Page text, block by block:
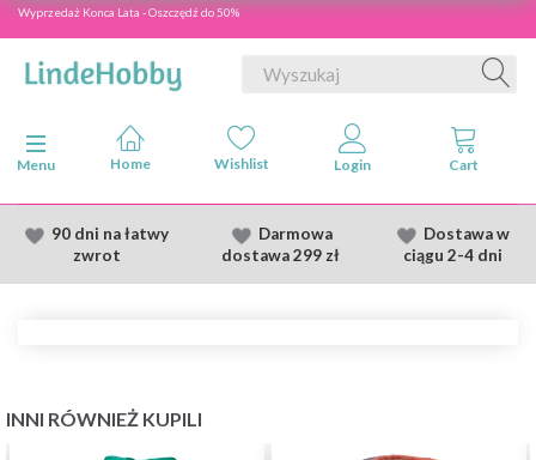
Wyprzedaż Konca Lata - Oszczędź do 50%
Przełącz nawigację
Menu
90 dni na łatwy
zwrot
Darmowa
dostawa299 zł
Dostawaw
ciągu 2-4 dni
INNI RÓWNIEŻ KUPILI